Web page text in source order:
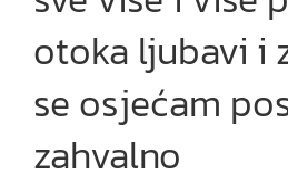
otoka ljubavi i
se osjećam
zahvalno